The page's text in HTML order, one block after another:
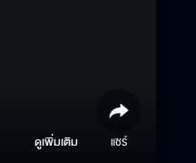
ดูเพิ่มเติม แชร์